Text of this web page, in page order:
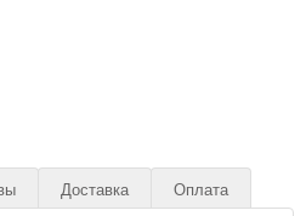
Доставка Оплата